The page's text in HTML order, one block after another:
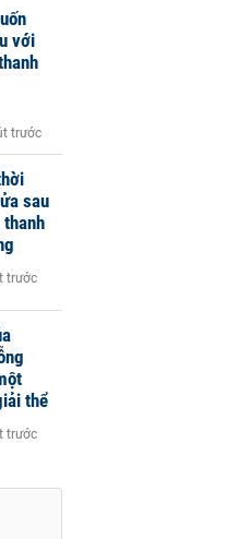
với
trước
sau
trước
thể
trước